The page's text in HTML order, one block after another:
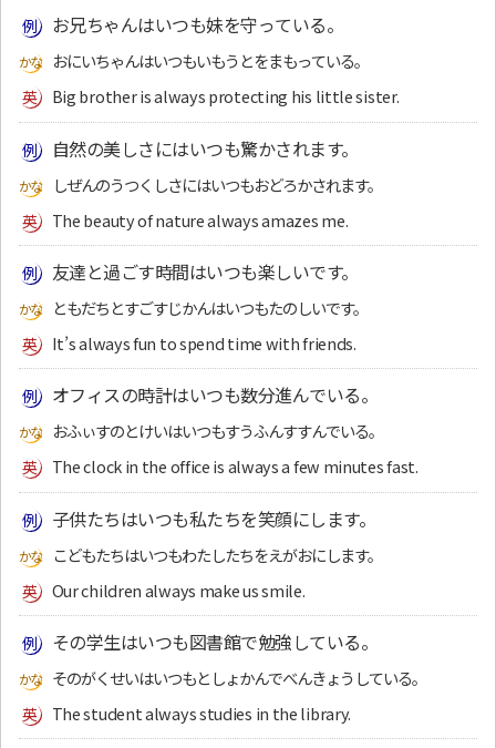
お兄ちゃんはいつも妹を守っている。
おにいちゃんはいつもいもうとをまもっている。
Big brother is always protecting his little sister.
自然の美しさにはいつも驚かされます。
しぜんのうつくしさにはいつもおどろかされます。
The beauty of nature always amazes me.
友達と過ごす時間はいつも楽しいです。
ともだちとすごすじかんはいつもたのしいです。
It’s always fun to spend time with friends.
オフィスの時計はいつも数分進んでいる。
おふぃすのとけいはいつもすうふんすすんでいる。
The clock in the office is always a few minutes fast.
子供たちはいつも私たちを笑顔にします。
こどもたちはいつもわたしたちをえがおにします。
Our children always make us smile.
その学生はいつも図書館で勉強している。
そのがくせいはいつもとしょかんでべんきょうしている。
The student always studies in the library.